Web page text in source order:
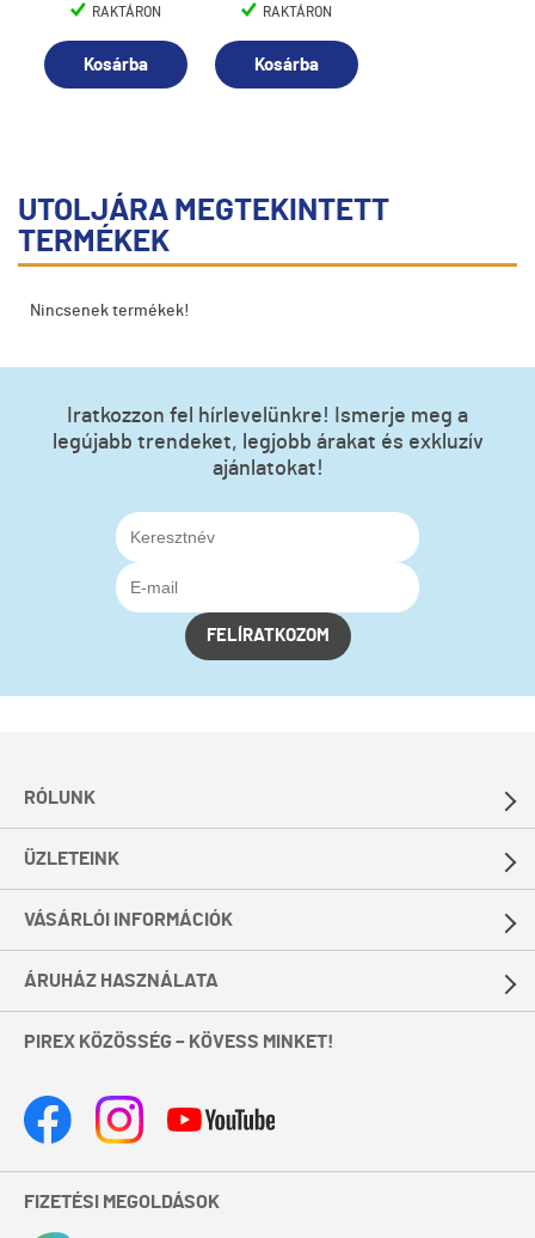
RAKTÁRON
Kosárba
RAKTÁRON
Kosárba
UTOLJÁRA MEGTEKINTETT
TERMÉKEK
Nincsenek termékek!
Iratkozzon fel hírlevelünkre! Ismerje meg a
legújabb trendeket, legjobb árakat és exkluzív
ajánlatokat!
FELÍRATKOZOM
RÓLUNK
ÜZLETEINK
VÁSÁRLÓI INFORMÁCIÓK
ÁRUHÁZ HASZNÁLATA
PIREX KÖZÖSSÉG – KÖVESS MINKET!
FIZETÉSI MEGOLDÁSOK